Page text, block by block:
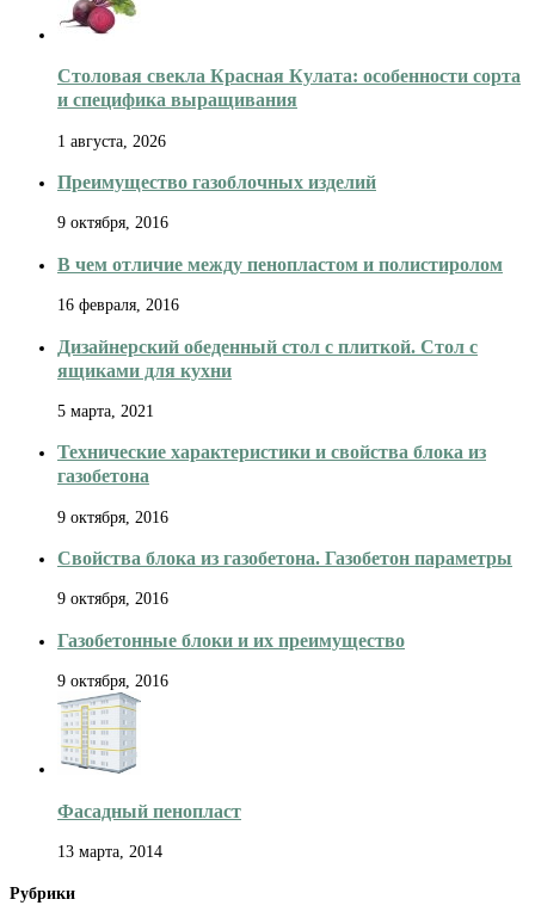
Столовая свекла Красная Кулата: особенности сорта
и специфика выращивания
1 августа, 2026
Преимущество газоблочных изделий
9 октября, 2016
В чем отличие между пенопластом и полистиролом
16 февраля, 2016
Дизайнерский обеденный стол с плиткой. Стол с
ящиками для кухни
5 марта, 2021
Технические характеристики и свойства блока из
газобетона
9 октября, 2016
Свойства блока из газобетона. Газобетон параметры
9 октября, 2016
Газобетонные блоки и их преимущество
9 октября, 2016
Фасадный пенопласт
13 марта, 2014
Рубрики